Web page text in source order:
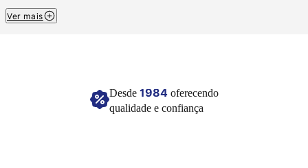
Snickers, mata sua fome!
LEITE, OVO, SOJA, TRIGO E LÁTEX NATURAL.
Ver mais
Desde 1984oferecendo
qualidade e confiança